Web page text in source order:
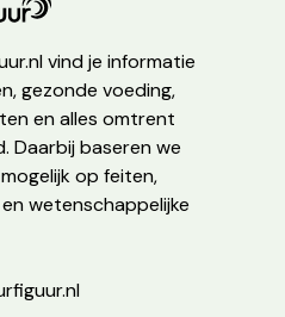
vind je informatie
gezonde voeding,
en alles omtrent
Daarbij baseren we
op feiten,
wetenschappelijke